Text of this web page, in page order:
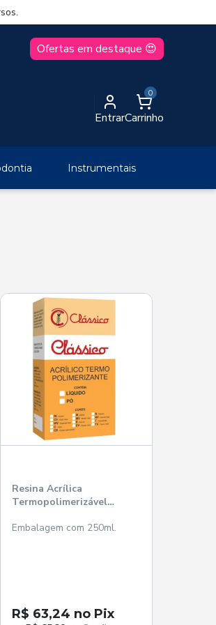
Ofertas em destaque 😍
Entrar
0
Carrinho
Instrumentais
Resina Acrílica
Termopolimerizável
Embalagem com 250ml.
R$ 63,24 no Pix